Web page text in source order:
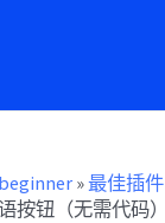
»最佳插件
按钮（无需代码）